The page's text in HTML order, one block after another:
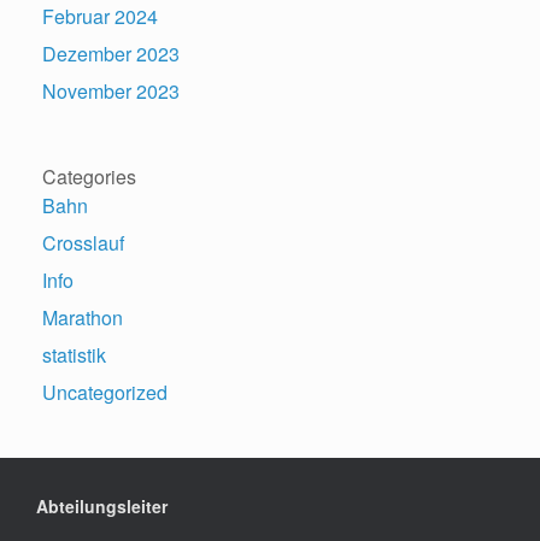
Februar 2024
Dezember 2023
November 2023
Categories
Bahn
Crosslauf
Info
Marathon
statistik
Uncategorized
Abteilungsleiter